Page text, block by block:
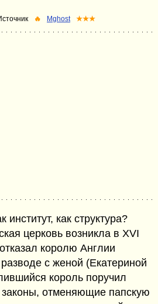
🔥 Mghost ★★★
институт, как структура?
церковь возникла в XVI
королю Англии
с женой (Екатериной
король поручил
законы, отменяющие папскую